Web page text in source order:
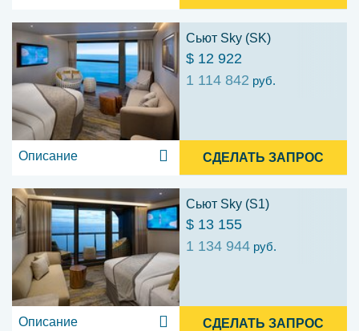
Сьют Sky (SK)
$ 12 922
1 114 842 руб.
Описание СДЕЛАТЬ ЗАПРОС
Сьют Sky (S1)
$ 13 155
1 134 944 руб.
Описание СДЕЛАТЬ ЗАПРОС